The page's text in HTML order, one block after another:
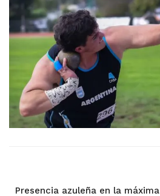
Presencia azuleña en la máxima